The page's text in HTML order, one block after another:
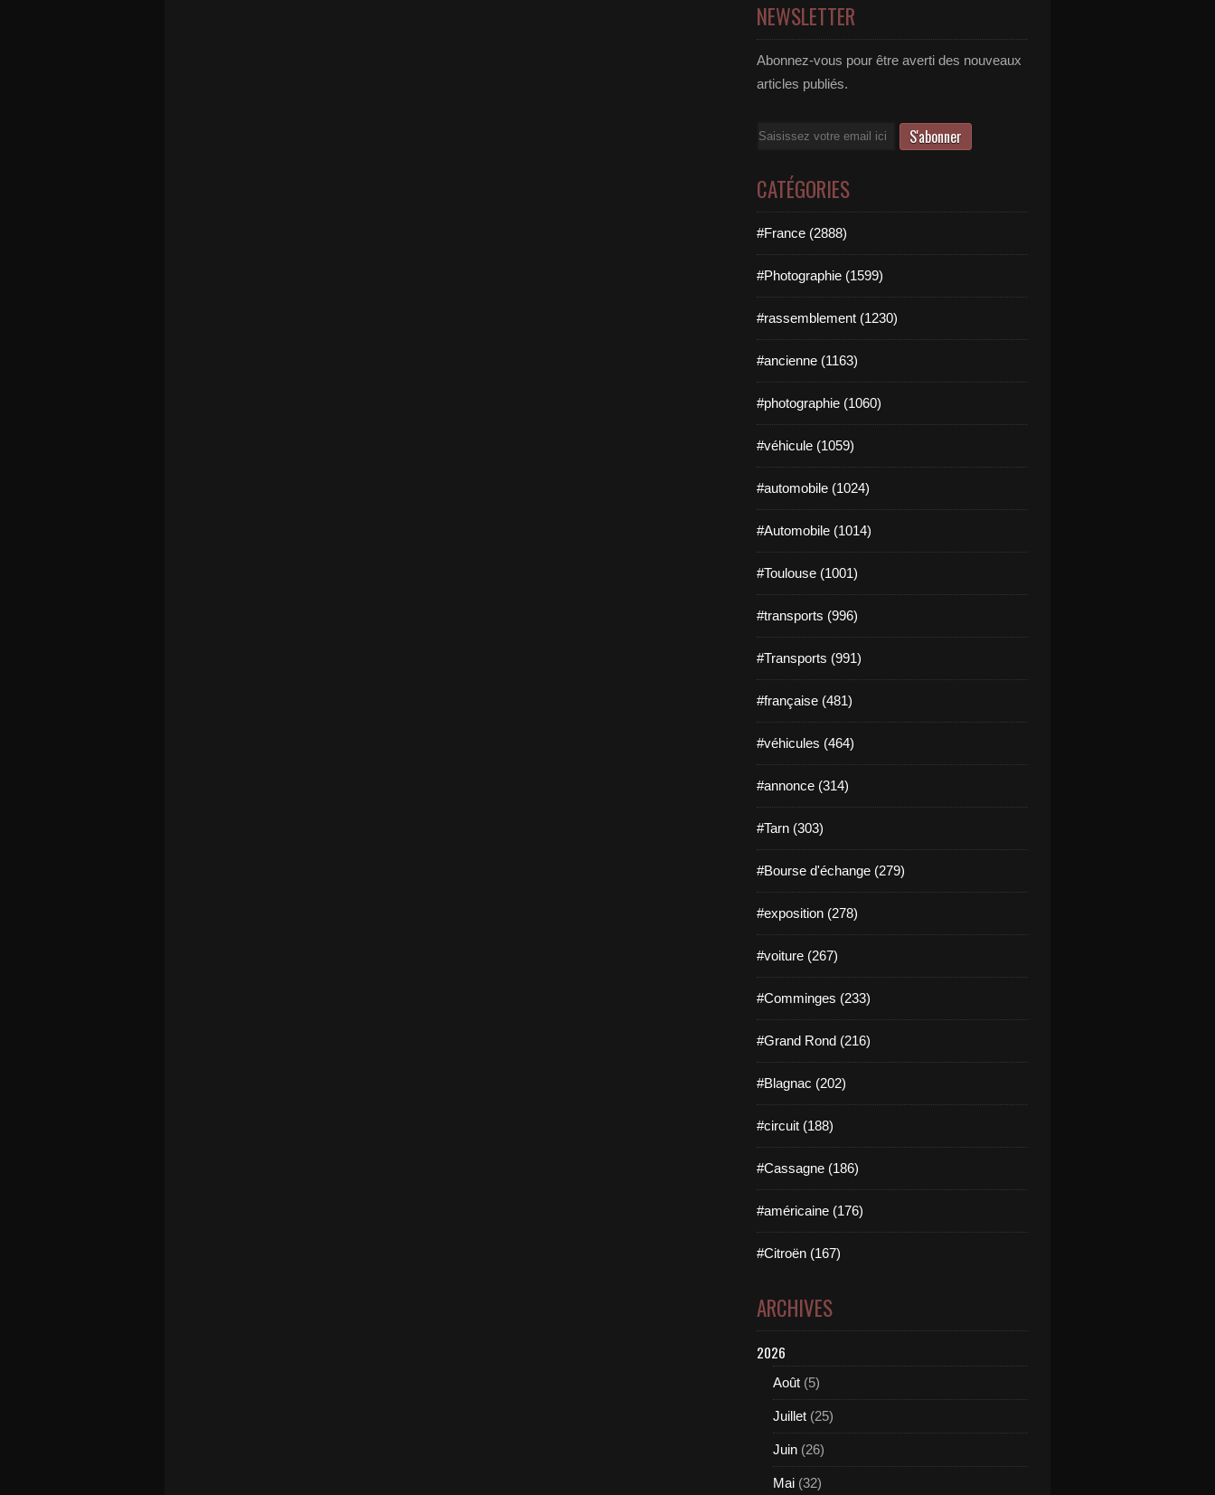
NEWSLETTER
Abonnez-vous pour être averti des nouveaux
articles publiés.
Email
CATÉGORIES
#France (2888)
#Photographie (1599)
#rassemblement (1230)
#ancienne (1163)
#photographie (1060)
#véhicule (1059)
#automobile (1024)
#Automobile (1014)
#Toulouse (1001)
#transports (996)
#Transports (991)
#française (481)
#véhicules (464)
#annonce (314)
#Tarn (303)
#Bourse d'échange (279)
#exposition (278)
#voiture (267)
#Comminges (233)
#Grand Rond (216)
#Blagnac (202)
#circuit (188)
#Cassagne (186)
#américaine (176)
#Citroën (167)
ARCHIVES
2026
Août (5)
Juillet (25)
Juin (26)
Mai (32)